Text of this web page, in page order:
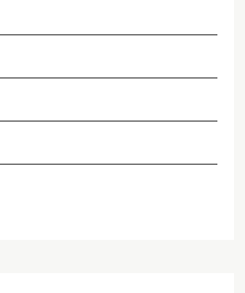
、ご本人の同意なく第
的に確認、見直しを行